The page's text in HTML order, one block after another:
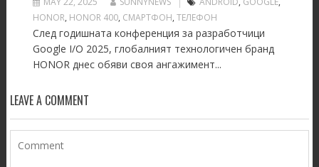
HONOR, HONOR 400, СМАРТФОН, ТЕЛЕФОН
След годишната конференция за разработчици
Google I/O 2025, глобалният технологичен бранд
HONOR днес обяви своя ангажимент...
LEAVE A COMMENT